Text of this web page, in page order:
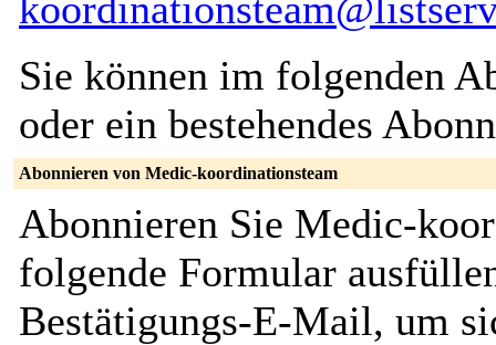
Sie können im folgenden
oder ein bestehendes
Abonnieren von Medic-koordinationsteam
Abonnieren Sie Medic-
folgende Formular
Bestätigungs-E-Mail, um